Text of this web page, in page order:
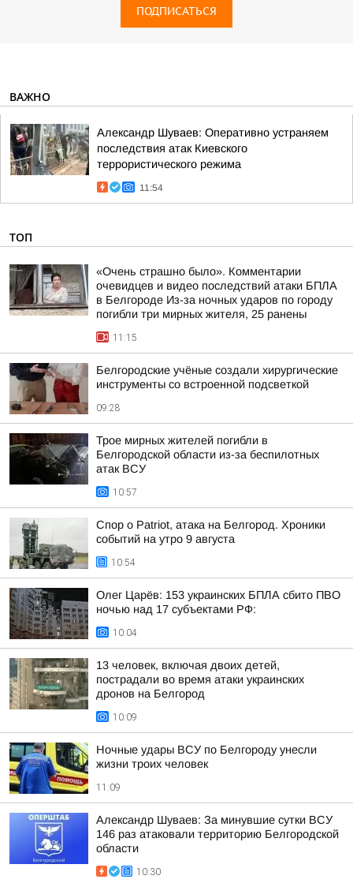
ПОДПИСАТЬСЯ
ВАЖНО
Александр Шуваев: Оперативно устраняем
последствия атак Киевского
террористического режима
11:54
ТОП
«Очень страшно было». Комментарии
очевидцев и видео последствий атаки БПЛА
в Белгороде Из-за ночных ударов по городу
погибли три мирных жителя, 25 ранены
11:15
Белгородские учёные создали хирургические
инструменты со встроенной подсветкой
09:28
Трое мирных жителей погибли в
Белгородской области из-за беспилотных
атак ВСУ
10:57
Спор о Patriot, атака на Белгород. Хроники
событий на утро 9 августа
10:54
Олег Царёв: 153 украинских БПЛА сбито ПВО
ночью над 17 субъектами РФ:
10:04
13 человек, включая двоих детей,
пострадали во время атаки украинских
дронов на Белгород
10:09
Ночные удары ВСУ по Белгороду унесли
жизни троих человек
11:09
Александр Шуваев: За минувшие сутки ВСУ
146 раз атаковали территорию Белгородской
области
10:30